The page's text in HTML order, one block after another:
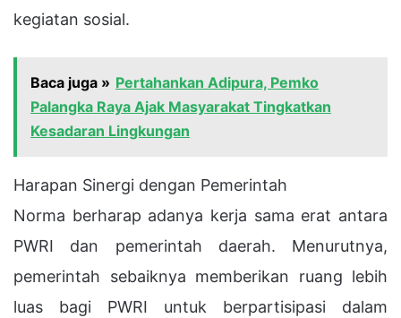
kegiatan sosial.
Baca juga » Pertahankan Adipura, Pemko
Palangka Raya Ajak Masyarakat Tingkatkan
Kesadaran Lingkungan
Harapan Sinergi dengan Pemerintah
Norma berharap adanya kerja sama erat antara
PWRI dan pemerintah daerah. Menurutnya,
pemerintah sebaiknya memberikan ruang lebih
luas bagi PWRI untuk berpartisipasi dalam